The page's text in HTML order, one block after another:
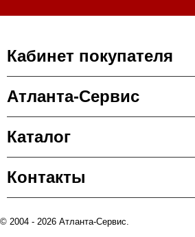
Кабинет покупателя
Атланта-Сервис
Каталог
Контакты
© 2004 - 2026 Атланта-Сервис.